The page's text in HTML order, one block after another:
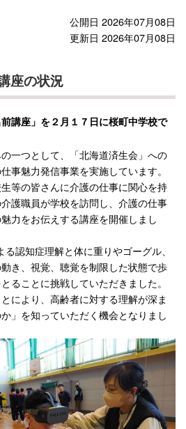
公開日 2026年07月08日
更新日 2026年07月08日
座の状況
講座」を２月１７日に桜町中学校で
一つとして、「北海道済生会」への
事魅力発信事業を実施しています。
等の皆さんに介護の仕事に関心を持
護職員が学校を訪問し、介護の仕事
力をお伝えする講座を開催しまし
認知症理解と体に重りやゴーグル、
き、視覚、聴覚を制限した状態で歩
ることに挑戦していただきました。
により、高齢者に対する理解が深ま
」を知っていただく機会となりまし